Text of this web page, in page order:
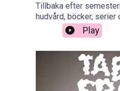
Tillbaka efter
hudvård, böcker, serier
Play